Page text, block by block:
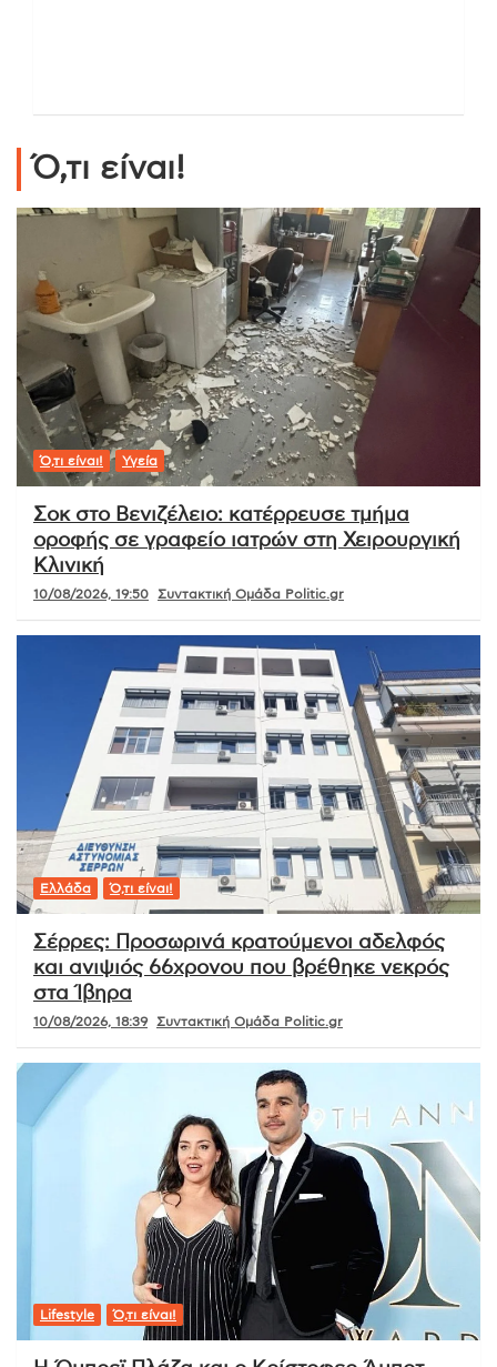
Ό,τι είναι!
Ό,τι είναι! Υγεία
Σοκ στο Βενιζέλειο: κατέρρευσε τμήμα
οροφής σε γραφείο ιατρών στη Χειρουργική
Κλινική
10/08/2026, 19:50 Συντακτική Ομάδα Politic.gr
Ελλάδα Ό,τι είναι!
Σέρρες: Προσωρινά κρατούμενοι αδελφός
και ανιψιός 66χρονου που βρέθηκε νεκρός
στα Ίβηρα
10/08/2026, 18:39 Συντακτική Ομάδα Politic.gr
Lifestyle Ό,τι είναι!